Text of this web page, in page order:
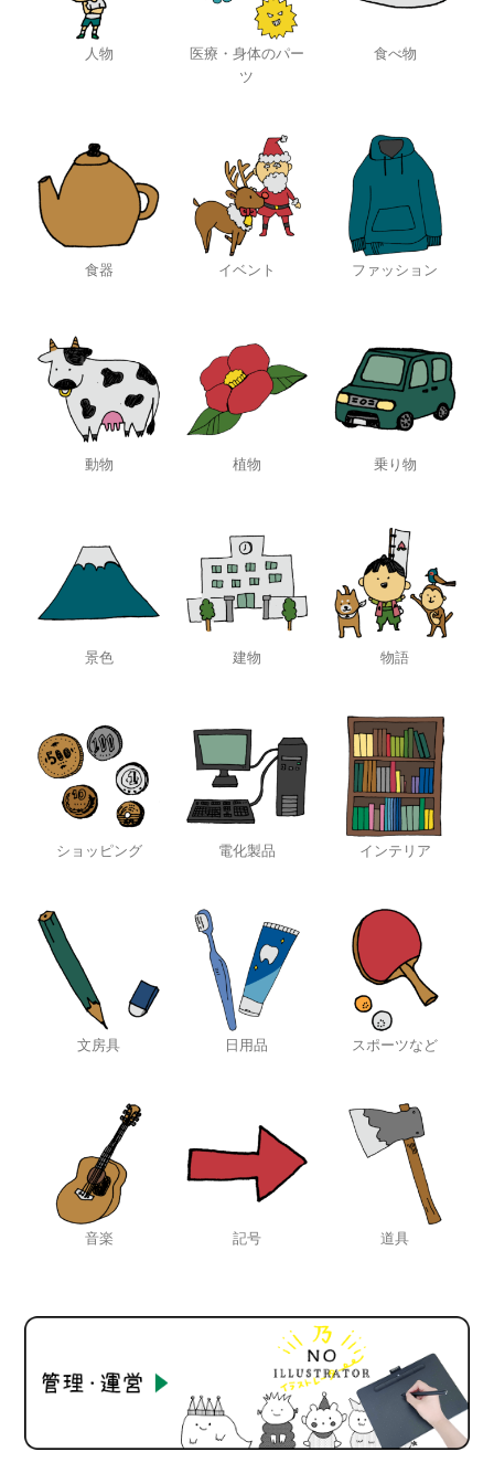
人物
医療・身体のパー
ツ
食べ物
食器 イベント ファッション
動物 植物 乗り物
景色 建物 物語
ショッピング 電化製品 インテリア
文房具 日用品 スポーツなど
音楽 記号 道具